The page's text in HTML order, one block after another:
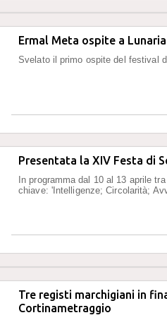
Ermal Meta ospite a Lunaria
Svelato il primo ospite del festival
Presentata la XIV Festa di
In programma dal 10 al 13 aprile
chiave: 'Intelligenze; Circolarità;
Tre registi marchigiani in
Cortinametraggio